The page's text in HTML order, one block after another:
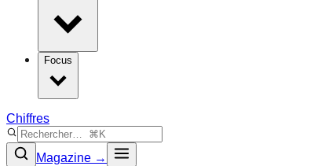
Focus
Chiffres
Magazine →